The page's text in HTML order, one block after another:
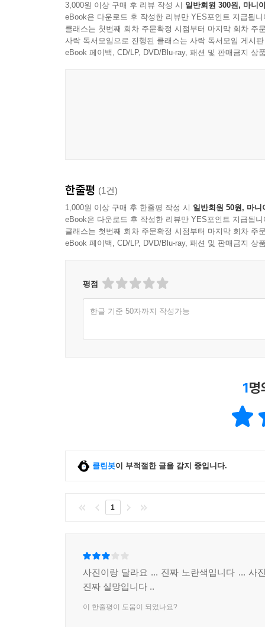
3,000원 이상 구매 후 리뷰 작성 시 일반회원 300원, 마니
eBook은 다운로드 후 작성한 리뷰만 YES포인트 지급됩니
클래스는 첫번째 회차 주문확정 시점부터 마지막 회차 주
사락 독서모임으로 진행된 클래스는 사락 독서모임 게시
eBook 페이백, CD/LP, DVD/Blu-ray, 패션 및 판매금지 상
한줄평 (1건)
1,000원 이상 구매 후 한줄평 작성 시 일반회원 50원, 마니
eBook은 다운로드 후 작성한 리뷰만 YES포인트 지급됩니
클래스는 첫번째 회차 주문확정 시점부터 마지막 회차 주
eBook 페이백, CD/LP, DVD/Blu-ray, 패션 및 판매금지 상
평점
한글 기준 50자까지 작성가능
1명
클린봇이 부적절한 글을 감지 중입니다.
1
사진이랑 달라요 ... 진짜 노란색입니다 ... 사
진짜 실망입니다 ..
이 한줄평이 도움이 되었나요?